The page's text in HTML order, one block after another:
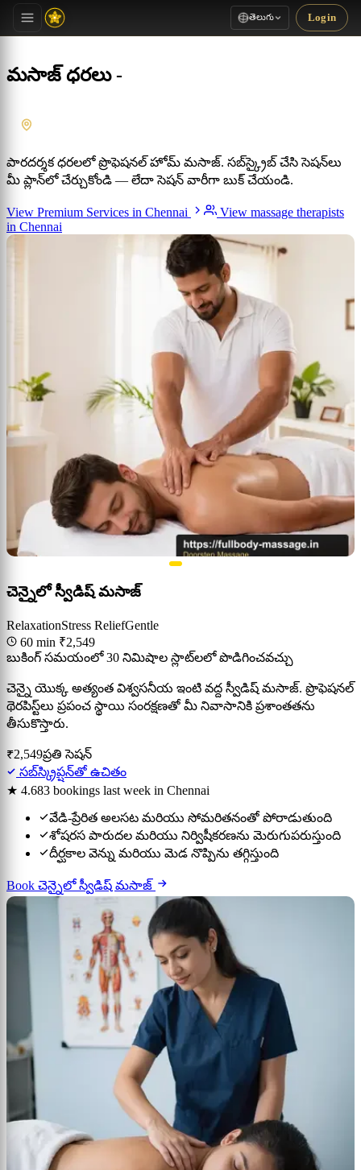
తెలుగు Login
మసాజ్ ధరలు -
పారదర్శక ధరలలో ప్రొఫెషనల్ హోమ్ మసాజ్. సబ్‌స్క్రైబ్ చేసి సెషన్‌లు
మీ ప్లాన్‌లో చేర్చుకోండి — లేదా సెషన్ వారీగా బుక్ చేయండి.
View Premium Services in Chennai
View massage therapists
in Chennai
చెన్నైలో స్వీడిష్ మసాజ్
RelaxationStress ReliefGentle
60 min ₹2,549
బుకింగ్ సమయంలో 30 నిమిషాల స్లాట్‌లలో పొడిగించవచ్చు
చెన్నై యొక్క అత్యంత విశ్వసనీయ ఇంటి వద్ద స్వీడిష్ మసాజ్. ప్రొఫెషనల్
థెరపిస్ట్‌లు ప్రపంచ స్థాయి సంరక్షణతో మీ నివాసానికి ప్రశాంతతను
తీసుకొస్తారు.
₹2,549ప్రతి సెషన్
సబ్‌స్క్రిప్షన్‌తో ఉచితం
★ 4.683 bookings last week in Chennai
వేడి-ప్రేరిత అలసట మరియు సోమరితనంతో పోరాడుతుంది
శోషరస పారుదల మరియు నిర్విషీకరణను మెరుగుపరుస్తుంది
దీర్ఘకాల వెన్ను మరియు మెడ నొప్పిను తగ్గిస్తుంది
Book చెన్నైలో స్వీడిష్ మసాజ్